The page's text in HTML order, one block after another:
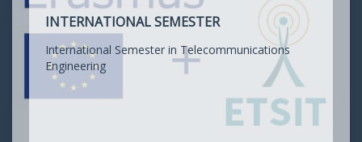
INTERNATIONAL SEMESTER
International Semester in Telecommunications
Engineering